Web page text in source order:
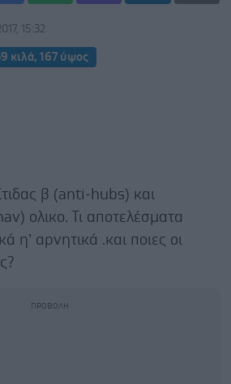
15:32
κιλά, 167 ύψος
β (anti-hubs) και
ολικο. Τι αποτελέσματα
η’ αρνητικά .και ποιες οι